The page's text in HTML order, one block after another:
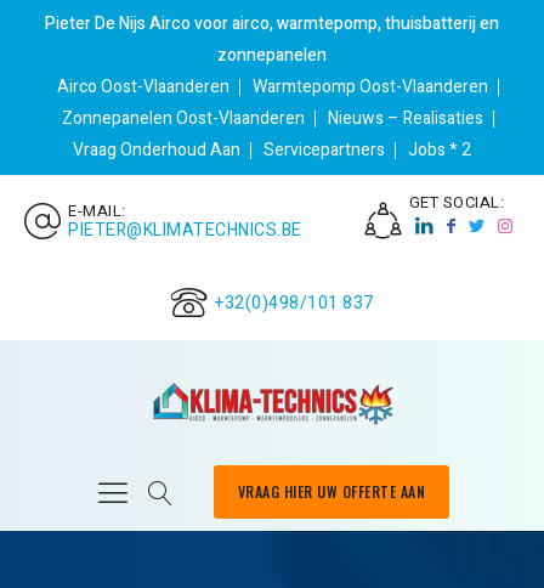
Pieter De Nijs Airco voor airco, warmtepomp, thuisbatterij en
zonnepanelen
Airco Oost-Vlaanderen
Warmtepomp Oost-Vlaanderen
Zonnepanelen Oost-Vlaanderen
Nieuws – Realisaties
Vraag Onderhoud Aan
Servicepartners Jobs * 2
E-MAIL:
PIETER@KLIMATECHNICS.BE
GET SOCIAL:
+32(0)498/101 837
VRAAG HIER UW OFFERTE AAN